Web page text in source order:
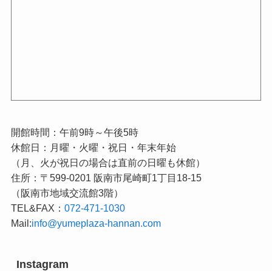
開館時間：午前9時～午後5時
休館日：月曜・火曜・祝日・年末年始
（月、火が祝日の場合は直前の日曜も休館）
住所：〒599-0201 阪南市尾崎町1丁目18-15
（阪南市地域交流館3階）
TEL&FAX： 072-471-1030
Mail:info@yumeplaza-hannan.com
Instagram